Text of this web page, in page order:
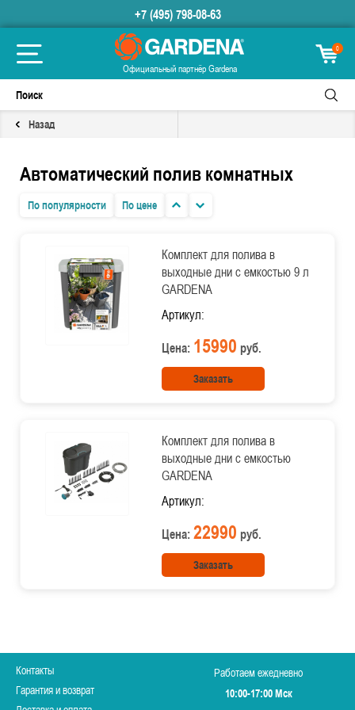
+7 (495) 798-08-63
Официальный партнёр Gardena
0
Назад
Автоматический полив комнатных
По популярности По цене
Комплект для полива в
выходные дни с емкостью 9 л
GARDENA
Артикул:
Цена: 15990 руб.
Заказать
Комплект для полива в
выходные дни с емкостью
GARDENA
Артикул:
Цена: 22990 руб.
Заказать
Контакты
Гарантия и возврат
Работаем ежедневно
10:00-17:00 Мск